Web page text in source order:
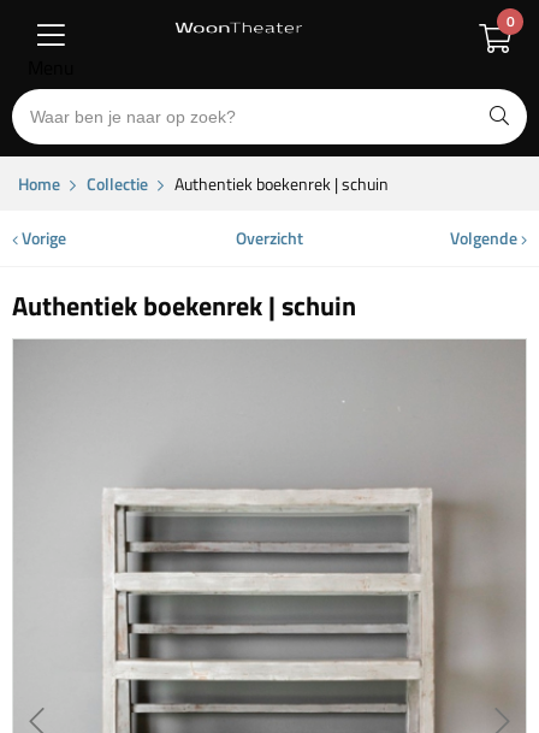
0
Home Collectie Authentiek boekenrek | schuin
Vorige Overzicht Volgende
Authentiek boekenrek | schuin